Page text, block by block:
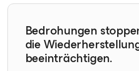
Bedrohungen
die
beeinträchtigen.